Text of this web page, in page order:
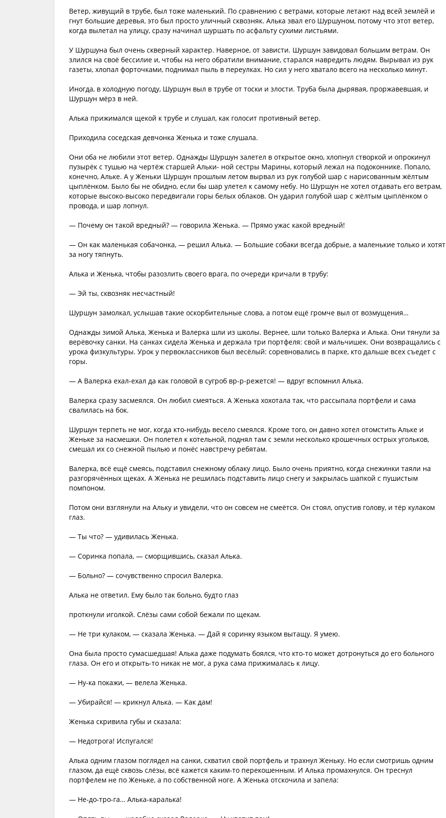
Ветер, живущий в трубе, был тоже маленький. По сравнению с ветрами, которые летают над всей землёй и
гнут большие деревья, это был просто уличный сквозняк. Алька звал его Шуршуном, потому что этот ветер,
когда вылетал на улицу, сразу начинал шуршать по асфальту сухими листьями.
У Шуршуна был очень скверный характер. Наверное, от зависти. Шуршун завидовал большим ветрам. Он
злился на своё бессилие и, чтобы на него обратили внимание, старался навредить людям. Вырывал из рук
газеты, хлопал форточками, поднимал пыль в переулках. Но сил у него хватало всего на несколько минут.
Иногда, в холодную погоду, Шуршун выл в трубе от тоски и злости. Труба была дырявая, проржавевшая, и
Шуршун мёрз в ней.
Алька прижимался щекой к трубе и слушал, как голосит противный ветер.
Приходила соседская девчонка Женька и тоже слушала.
Они оба не любили этот ветер. Однажды Шуршун залетел в открытое окно, хлопнул створкой и опрокинул
пузырёк с тушью на чертёж старшей Альки- ной сестры Марины, который лежал на подоконнике. Попало,
конечно, Альке. А у Женьки Шуршун прошлым летом вырвал из рук голубой шар с нарисованным жёлтым
цыплёнком. Было бы не обидно, если бы шар улетел к самому небу. Но Шуршун не хотел отдавать его ветрам,
которые высоко-высоко передвигали горы белых облаков. Он ударил голубой шар с жёлтым цыплёнком о
провода, и шар лопнул.
— Почему он такой вредный? — говорила Женька. — Прямо ужас какой вредный!
— Он как маленькая собачонка, — решил Алька. — Большие собаки всегда добрые, а маленькие только и хотят
за ногу тяпнуть.
Алька и Женька, чтобы разозлить своего врага, по очереди кричали в трубу:
— Эй ты, сквозняк несчастный!
Шуршун замолкал, услышав такие оскорбительные слова, а потом ещё громче выл от возмущения…
Однажды зимой Алька, Женька и Валерка шли из школы. Вернее, шли только Валерка и Алька. Они тянули за
верёвочку санки. На санках сидела Женька и держала три портфеля: свой и мальчишек. Они возвращались с
урока физкультуры. Урок у первоклассников был весёлый: соревновались в парке, кто дальше всех съедет с
горы.
— А Валерка ехал-ехал да как головой в сугроб вр-р-режется! — вдруг вспомнил Алька.
Валерка сразу засмеялся. Он любил смеяться. А Женька хохотала так, что рассыпала портфели и сама
свалилась на бок.
Шуршун терпеть не мог, когда кто-нибудь весело смеялся. Кроме того, он давно хотел отомстить Альке и
Женьке за насмешки. Он полетел к котельной, поднял там с земли несколько крошечных острых угольков,
смешал их со снежной пылью и понёс навстречу ребятам.
Валерка, всё ещё смеясь, подставил снежному облаку лицо. Было очень приятно, когда снежинки таяли на
разгорячённых щеках. А Женька не решилась подставить лицо снегу и закрылась шапкой с пушистым
помпоном.
Потом они взглянули на Альку и увидели, что он совсем не смеётся. Он стоял, опустив голову, и тёр кулаком
глаз.
— Ты что? — удивилась Женька.
— Соринка попала, — сморщившись, сказал Алька.
— Больно? — сочувственно спросил Валерка.
Алька не ответил. Ему было так больно, будто глаз
проткнули иголкой. Слёзы сами собой бежали по щекам.
— Не три кулаком, — сказала Женька. — Дай я соринку языком вытащу. Я умею.
Она была просто сумасшедшая! Алька даже подумать боялся, что кто-то может дотронуться до его больного
глаза. Он его и открыть-то никак не мог, а рука сама прижималась к лицу.
— Ну-ка покажи, — велела Женька.
— Убирайся! — крикнул Алька. — Как дам!
Женька скривила губы и сказала:
— Недотрога! Испугался!
Алька одним глазом поглядел на санки, схватил свой портфель и трахнул Женьку. Но если смотришь одним
глазом, да ещё сквозь слёзы, всё кажется каким-то перекошенным. И Алька промахнулся. Он треснул
портфелем не по Женьке, а по собственной ноге. А Женька отскочила и запела:
— Не-до-тро-га… Алька-каралька!